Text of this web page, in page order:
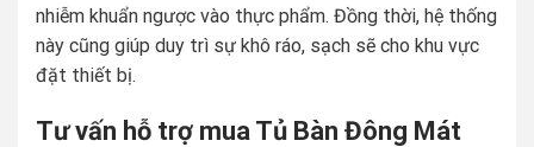
nhiễm khuẩn ngược vào thực phẩm. Đồng thời, hệ thống
này cũng giúp duy trì sự khô ráo, sạch sẽ cho khu vực
đặt thiết bị.
Tư vấn hỗ trợ mua Tủ Bàn Đông Mát